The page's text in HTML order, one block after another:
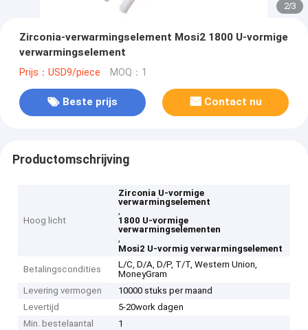
2/3
Zirconia-verwarmingselement Mosi2 1800 U-vormige
verwarmingselement
Prijs：USD9/piece MOQ：1
Beste prijs Contact nu
Productomschrijving
Hoog licht
Zirconia U-vormige
verwarmingselement
,
1800 U-vormige
verwarmingselementen
,
Mosi2 U-vormig verwarmingselement
Betalingscondities
L/C, D/A, D/P, T/T, Western Union,
MoneyGram
Levering vermogen
10000 stuks per maand
Levertijd
5-20work dagen
Min. bestelaantal
1